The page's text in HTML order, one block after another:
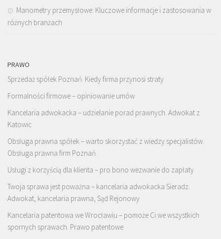
Manometry przemysłowe: Kluczowe informacje i zastosowania w
różnych branżach
PRAWO
Sprzedaż spółek Poznań. Kiedy firma przynosi straty
Formalności firmowe – opiniowanie umów
Kancelaria adwokacka – udzielanie porad prawnych. Adwokat z
Katowic
Obsługa prawna spółek – warto skorzystać z wiedzy specjalistów.
Obsługa prawna firm Poznań
Usługi z korzyścią dla klienta – pro bono wezwanie do zapłaty
Twoja sprawa jest poważna – kancelaria adwokacka Sieradz.
Adwokat, kancelaria prawna, Sąd Rejonowy
Kancelaria patentowa we Wrocławiu – pomoże Ci we wszystkich
spornych sprawach. Prawo patentowe